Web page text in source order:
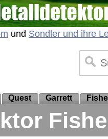
und Sondler und ihre
Quest Garrett